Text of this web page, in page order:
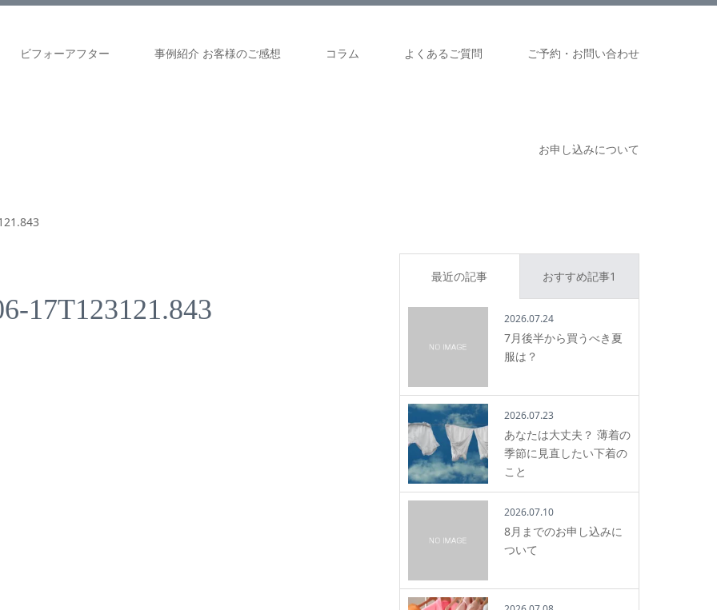
ビフォーアフター 事例紹介 お客様のご感想 コラム よくあるご質問 ご予約・お問い合わせ
お申し込みについて
17T123121.843
最近の記事 おすすめ記事1
2026.07.24
7月後半から買うべき夏
服は？
2026.07.23
あなたは大丈夫？ 薄着の
季節に見直したい下着の
こと
2026.07.10
8月までのお申し込みに
ついて